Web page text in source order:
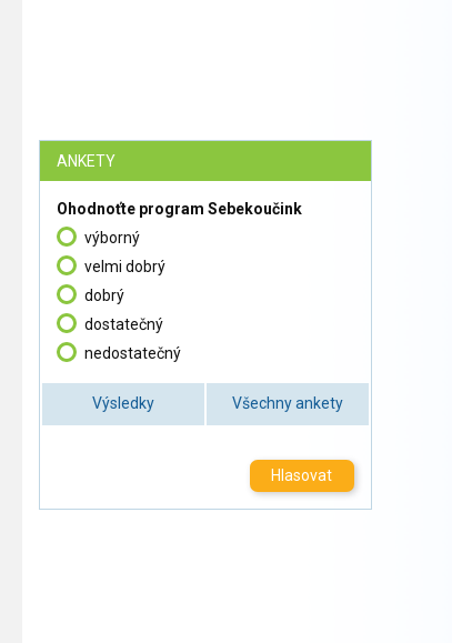
ANKETY
Ohodnoťte program Sebekoučink
výborný
velmi dobrý
dobrý
dostatečný
nedostatečný
Výsledky Všechny ankety
Hlasovat